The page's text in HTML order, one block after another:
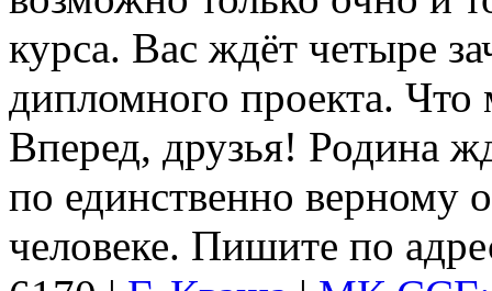
курса. Вас ждёт четыре
дипломного проекта. Что
Вперед, друзья! Родина
по единственно верному
человеке. Пишите по